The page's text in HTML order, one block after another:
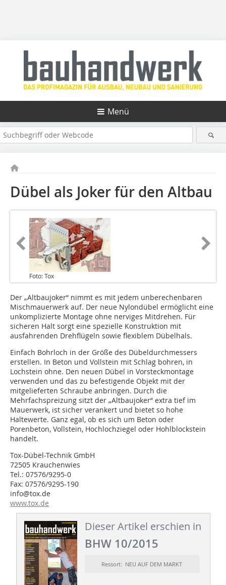
Menü
Dübel als Joker für den Altbau
Foto: Tox
Der „Altbaujoker“ nimmt es mit jedem unberechenbaren
Mischmauerwerk auf. Der neue Nylondübel ermöglicht eine
unkomplizierte Montage ohne ner­viges Mitdrehen. Für
sicheren Halt sorgt eine spezielle Konstruktion mit
ausfahrenden Drehflügeln sowie flexi­blem Dübelhals.
Einfach Bohrloch in der Größe des Dübel­durchmessers
erstellen. In Beton und Vollstein mit Schlag bohren, in
Lochstein ohne. Den neuen Dübel in Vorsteckmontage
verwenden und das zu befestigende Objekt mit der
mitgelieferten Schraube anbringen. Durch die
Mehrfachspreizung sitzt der „Altbau­joker“ extra tief im
Mauerwerk, ist sicher verankert und bietet so hohe
Haltewerte. Ganz egal, ob es sich um Beton oder
Porenbeton, Vollstein, Hoch­lochziegel oder Hohlblockstein
handelt.
Tox-Dübel-Technik GmbH
72505 Krauchenwies
Tel.: 07576/9295-0
Fax: 07576/9295-190
info@tox.de
www.tox.de
Dieser Artikel erschien in
BHW 10/2015
Ressort: NEU AUF DEM MARKT